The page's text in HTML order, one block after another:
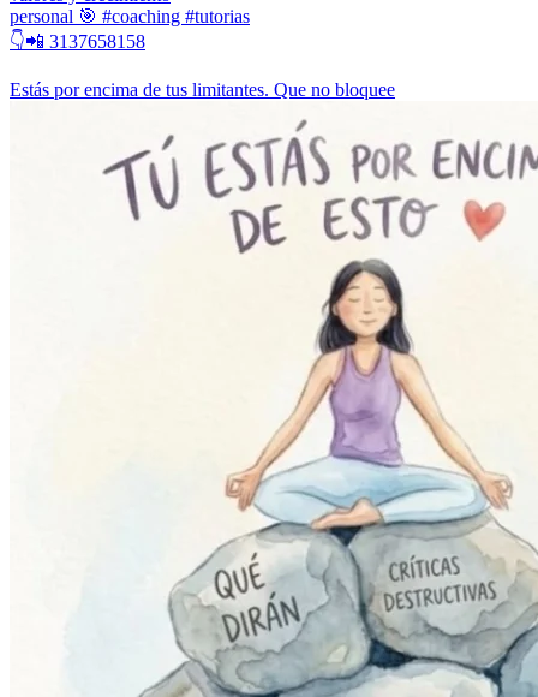
personal 🎯 #coaching #tutorias
👇📲 3137658158
Estás por encima de tus limitantes. Que no bloquee